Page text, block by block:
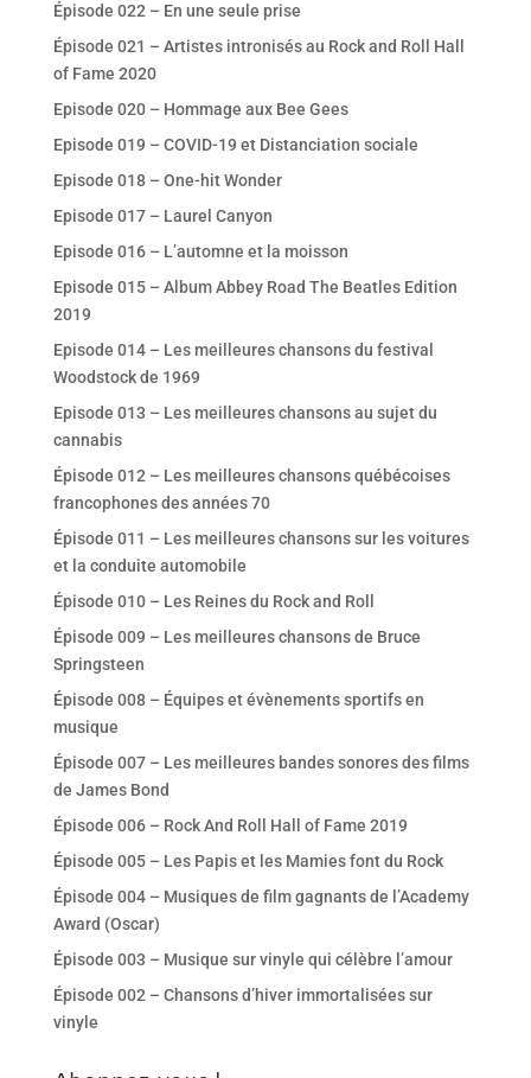
Épisode 022 – En une seule prise
Épisode 021 – Artistes intronisés au Rock and Roll Hall
of Fame 2020
Episode 020 – Hommage aux Bee Gees
Episode 019 – COVID-19 et Distanciation sociale
Episode 018 – One-hit Wonder
Episode 017 – Laurel Canyon
Episode 016 – L’automne et la moisson
Episode 015 – Album Abbey Road The Beatles Edition
2019
Episode 014 – Les meilleures chansons du festival
Woodstock de 1969
Episode 013 – Les meilleures chansons au sujet du
cannabis
Épisode 012 – Les meilleures chansons québécoises
francophones des années 70
Épisode 011 – Les meilleures chansons sur les voitures
et la conduite automobile
Épisode 010 – Les Reines du Rock and Roll
Épisode 009 – Les meilleures chansons de Bruce
Springsteen
Épisode 008 – Équipes et évènements sportifs en
musique
Épisode 007 – Les meilleures bandes sonores des films
de James Bond
Épisode 006 – Rock And Roll Hall of Fame 2019
Épisode 005 – Les Papis et les Mamies font du Rock
Épisode 004 – Musiques de film gagnants de l’Academy
Award (Oscar)
Épisode 003 – Musique sur vinyle qui célèbre l’amour
Épisode 002 – Chansons d’hiver immortalisées sur
vinyle